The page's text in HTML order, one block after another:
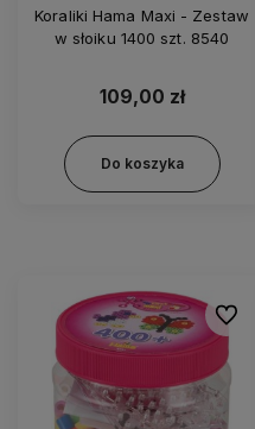
Koraliki Hama Maxi - Zestaw
w słoiku 1400 szt. 8540
109,00 zł
Do koszyka
Do